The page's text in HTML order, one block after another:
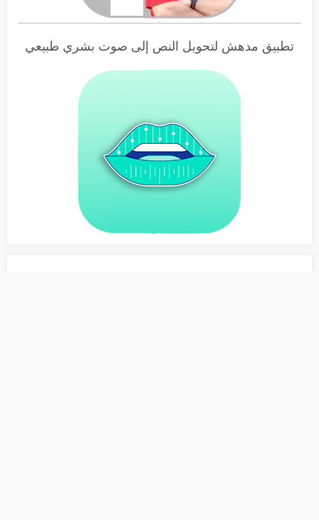
تطبيق مدهش لتحويل النص إلى صوت بشري طبيعي